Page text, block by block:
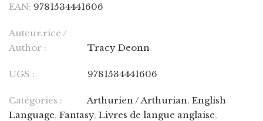
EAN: 9781534441606
Auteur.rice /
Author :
Tracy Deonn
UGS : 9781534441606
Catégories : Arthurien / Arthurian, English
Language, Fantasy, Livres de langue anglaise,